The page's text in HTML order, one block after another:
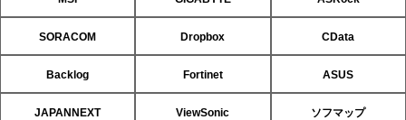
SORACOM Dropbox CData
Backlog Fortinet ASUS
JAPANNEXT ViewSonic ソフマップ